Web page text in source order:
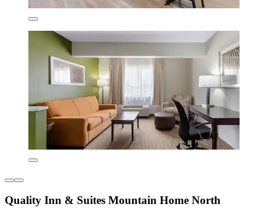
Quality Inn & Suites Mountain Home North